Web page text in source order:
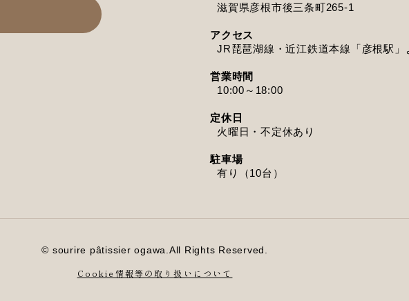
滋賀県彦根市後三条町265-1
アクセス
JR琵琶湖線・近江鉄道本線「彦根駅」
営業時間
10:00～18:00
定休日
火曜日・不定休あり
駐車場
有り（10台）
© sourire pâtissier ogawa.All Rights Reserved.
Cookie情報等の取り扱いについて